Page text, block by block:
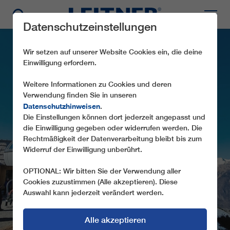
CD6 ŠIMNOVEC
Datenschutzeinstellungen
Wir setzen auf unserer Website Cookies ein, die deine
Einwilligung erfordern.
Weitere Informationen zu Cookies und deren
Verwendung finden Sie in unseren
Datenschutzhinweisen.
Die Einstellungen können dort jederzeit angepasst und
die Einwilligung gegeben oder widerrufen werden. Die
Rechtmäßigkeit der Datenverarbeitung bleibt bis zum
Widerruf der Einwilligung unberührt.
OPTIONAL: Wir bitten Sie der Verwendung aller
Cookies zuzustimmen (Alle akzeptieren). Diese
Auswahl kann jederzeit verändert werden.
Alle akzeptieren